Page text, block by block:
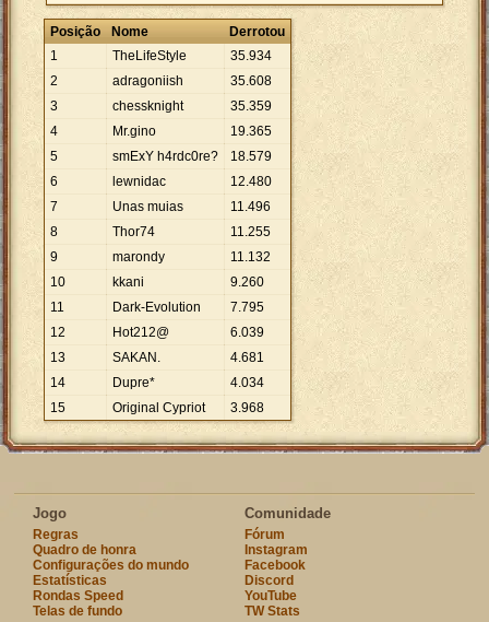
Posição Nome
Derrotou
1
TheLifeStyle 35.934
2
adragoniish 35.608
3
chessknight 35.359
4
Mr.gino 19.365
5
smExY h4rdc0re? 18.579
6
lewnidac 12.480
7
Unas muias 11.496
8
Thor74 11.255
9
marondy 11.132
10
kkani 9.260
11
Dark-Evolution 7.795
12
Hot212@ 6.039
13
SAKAN. 4.681
14
Dupre* 4.034
15
Original Cypriot 3.968
Jogo
Regras
Quadro de honra
Configurações do mundo
Estatísticas
Rondas Speed
Telas de fundo
Comunidade
Fórum
Instagram
Facebook
Discord
YouTube
TW Stats